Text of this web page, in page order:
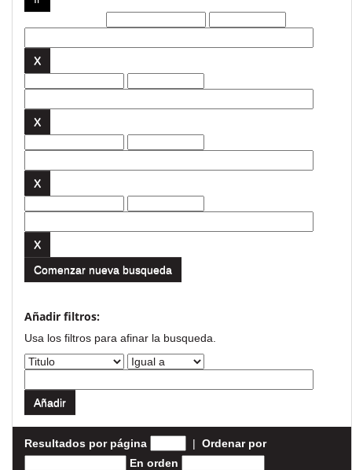
Comenzar nueva busqueda
Añadir filtros:
Usa los filtros para afinar la busqueda.
Resultados por página | Ordenar por
En orden